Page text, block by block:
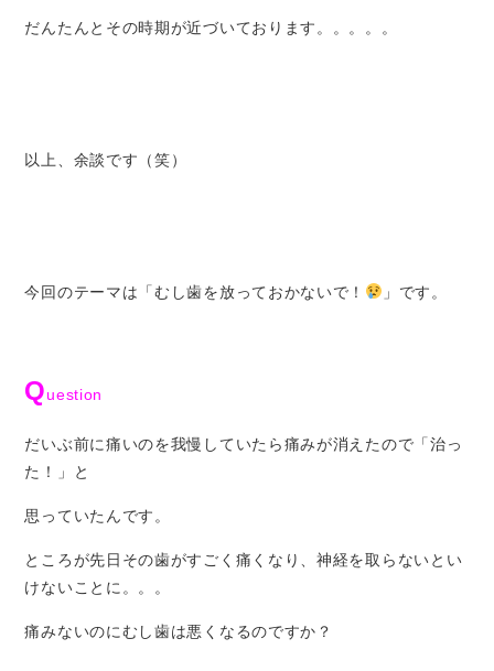
だんたんとその時期が近づいております。。。。。
以上、余談です（笑）
今回のテーマは「むし歯を放っておかないで！ 」です。
Question
だいぶ前に痛いのを我慢していたら痛みが消えたので「治っ
た！」と
思っていたんです。
ところが先日その歯がすごく痛くなり、神経を取らないとい
けないことに。。。
痛みないのにむし歯は悪くなるのですか？